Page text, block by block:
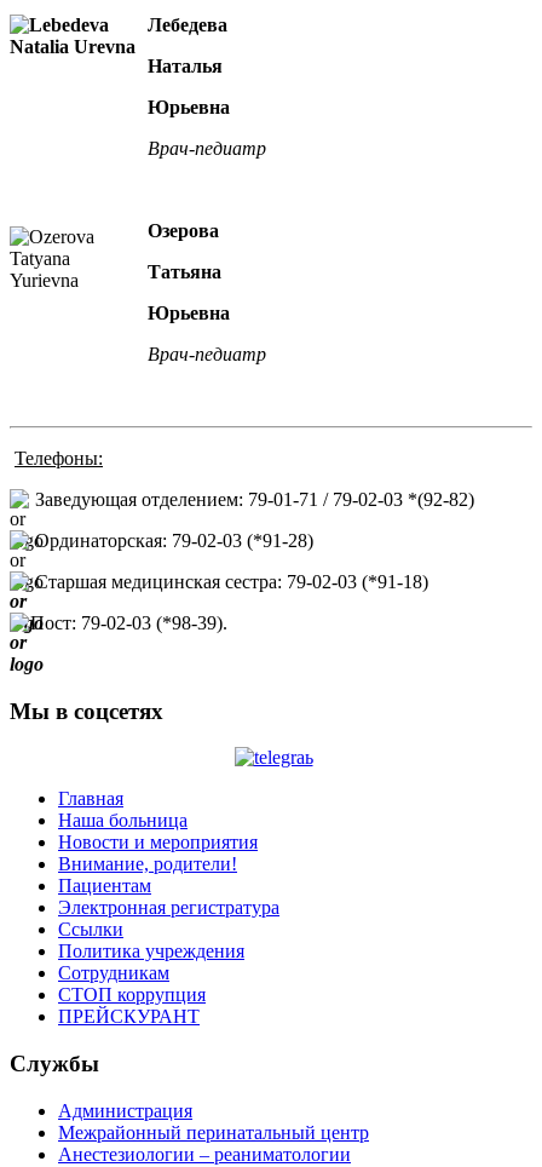
Лебедева
Наталья
Юрьевна
Врач-педиатр
Озерова
Татьяна
Юрьевна
Врач-педиатр
Телефоны:
Заведующая отделением: 79-01-71 / 79-02-03 *(92-82)
Ординаторская: 79-02-03 (*91-28)
Старшая медицинская сестра: 79-02-03 (*91-18)
Пост: 79-02-03 (*98-39).
Мы в соцсетях
Главная
Наша больница
Новости и мероприятия
Внимание, родители!
Пациентам
Электронная регистратура
Ссылки
Политика учреждения
Сотрудникам
СТОП коррупция
ПРЕЙСКУРАНТ
Службы
Администрация
Межрайонный перинатальный центр
Анестезиологии – реаниматологии